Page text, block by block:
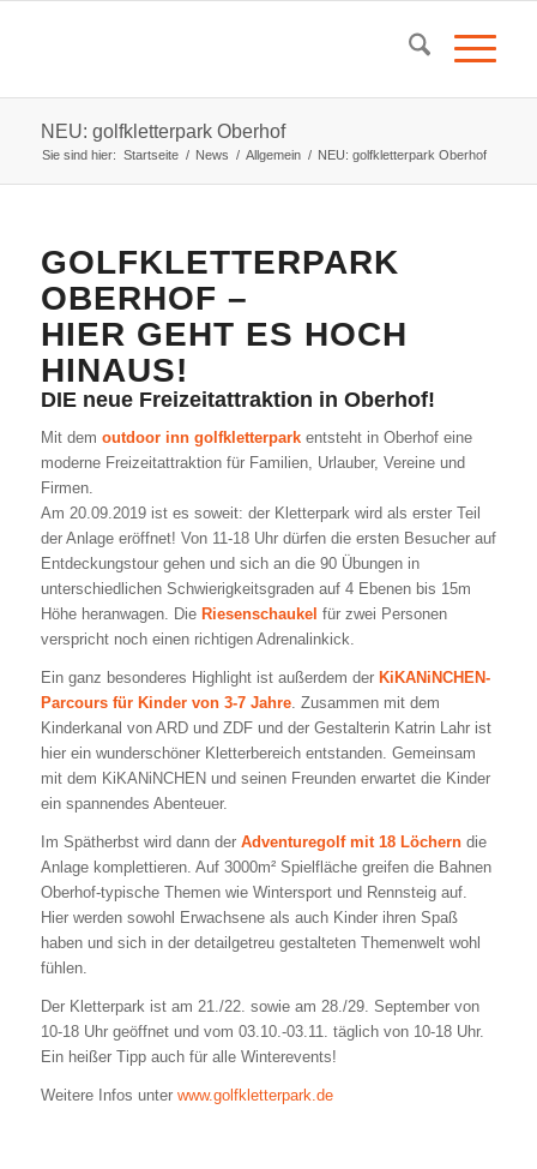
NEU: golfkletterpark Oberhof
Sie sind hier: Startseite / News / Allgemein / NEU: golfkletterpark Oberhof
GOLFKLETTERPARK
OBERHOF –
HIER GEHT ES HOCH
HINAUS!
DIE neue Freizeitattraktion in Oberhof!
Mit dem outdoor inn golfkletterparkentsteht in Oberhof eine
moderne Freizeitattraktion für Familien, Urlauber, Vereine und
Firmen.
Am 20.09.2019 ist es soweit: der Kletterpark wird als erster Teil
der Anlage eröffnet! Von 11-18 Uhr dürfen die ersten Besucher auf
Entdeckungstour gehen und sich an die 90 Übungen in
unterschiedlichen Schwierigkeitsgraden auf 4 Ebenen bis 15m
Höhe heranwagen. Die Riesenschaukel für zwei Personen
verspricht noch einen richtigen Adrenalinkick.
Ein ganz besonderes Highlight ist außerdem der KiKANiNCHEN-
Parcours für Kinder von 3-7 Jahre. Zusammen mit dem
Kinderkanal von ARD und ZDF und der Gestalterin Katrin Lahr ist
hier ein wunderschöner Kletterbereich entstanden. Gemeinsam
mit dem KiKANiNCHEN und seinen Freunden erwartet die Kinder
ein spannendes Abenteuer.
Im Spätherbst wird dann der Adventuregolf mit 18 Löcherndie
Anlage komplettieren. Auf 3000m² Spielfläche greifen die Bahnen
Oberhof-typische Themen wie Wintersport und Rennsteig auf.
Hier werden sowohl Erwachsene als auch Kinder ihren Spaß
haben und sich in der detailgetreu gestalteten Themenwelt wohl
fühlen.
Der Kletterpark ist am 21./22. sowie am 28./29. September von
10-18 Uhr geöffnet und vom 03.10.-03.11. täglich von 10-18 Uhr.
Ein heißer Tipp auch für alle Winterevents!
Weitere Infos unter www.golfkletterpark.de